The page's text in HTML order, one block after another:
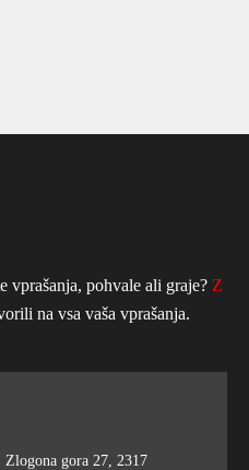
vprašanja, pohvale ali graje? Z
na vsa vaša vprašanja.
gora 27, 2317